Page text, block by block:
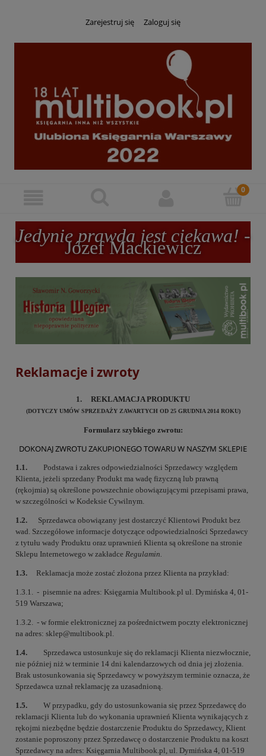
Zarejestruj się Zaloguj się
Jedynie prawda jest ciekawa! -
Józef Mackiewicz
Reklamacje i zwroty
1. REKLAMACJA PRODUKTU
(DOTYCZY UMÓW SPRZEDAŻY ZAWARTYCH OD 25 GRUDNIA 2014 ROKU)
Formularz szybkiego zwrotu:
DOKONAJ ZWROTU ZAKUPIONEGO TOWARU W NASZYM SKLEPIE
1.1. Podstawa i zakres odpowiedzialności Sprzedawcy względem
Klienta, jeżeli sprzedany Produkt ma wadę fizyczną lub prawną
(rękojmia) są określone powszechnie obowiązującymi przepisami prawa,
w szczególności w Kodeksie Cywilnym.
1.2. Sprzedawca obowiązany jest dostarczyć Klientowi Produkt bez
wad. Szczegółowe informacje dotyczące odpowiedzialności Sprzedawcy
z tytułu wady Produktu oraz uprawnień Klienta są określone na stronie
Sklepu Internetowego w zakładce Regulamin
1.3. Reklamacja może zostać złożona przez Klienta na przykład:
1.3.1. - pisemnie na adres: Księgarnia Multibook.pl ul. Dymińska 4, 01-
519 Warszawa;
1.3.2. - w formie elektronicznej za pośrednictwem poczty elektronicznej
na adres: sklep@multibook.pl.
1.4. Sprzedawca ustosunkuje się do reklamacji Klienta niezwłocznie,
nie później niż w terminie 14 dni kalendarzowych od dnia jej złożenia.
Brak ustosunkowania się Sprzedawcy w powyższym terminie oznacza, że
Sprzedawca uznał reklamację za uzasadnioną.
1.5. W przypadku, gdy do ustosunkowania się przez Sprzedawcę do
reklamacji Klienta lub do wykonania uprawnień Klienta wynikających z
rękojmi niezbędne będzie dostarczenie Produktu do Sprzedawcy, Klient
zostanie poproszony przez Sprzedawcę o dostarczenie Produktu na koszt
Sprzedawcy na adres: Księgarnia Multibook.pl, ul. Dymińska 4, 01-519